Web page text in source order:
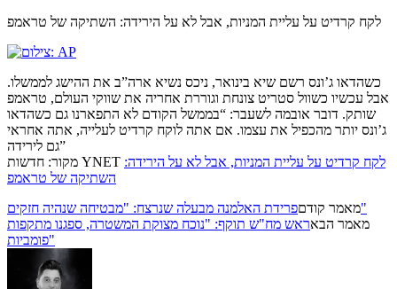
לקח קרדיט על עליית המניות, אבל לא על הירידה: השתיקה של טראמפ
כשהדאו ג’ונס רשם שיא בינואר, ניכס נשיא ארה”ב את ההישג לממשלו.
אבל עכשיו כשוול סטריט צונחת וגוררת אחריה את שווקי העולם, טראמפ
שותק. דובר אובמה לשעבר: “בממשל הקודם לא התפארנו גם כשהדאו
ג’ונס יותר מהכפיל את עצמו. אם אתה לוקח קרדיט לעלייה, אתה אחראי
גם לירידה”
מקור: חדשות YNET לקח קרדיט על עליית המניות, אבל לא על הירידה:
השתיקה של טראמפ
מאמר קודםפרידת האלמנה מבעלה שנרצח: "מבטיחה שנהיה חזקים"
מאמר הבאראש מח"ש תוקף: "נוכח מצוקת המשטרה, ספגנו מתקפות
פומביות"